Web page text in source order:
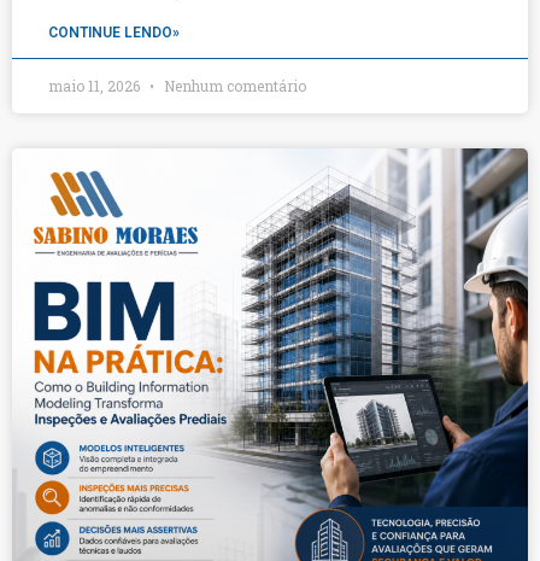
CONTINUE LENDO»
maio 11, 2026 Nenhum comentário